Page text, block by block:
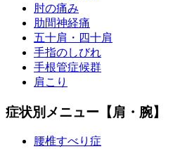
肘の痛み
肋間神経痛
五十肩・四十肩
手指のしびれ
手根管症候群
肩こり
症状別メニュー【肩・腕】
腰椎すべり症